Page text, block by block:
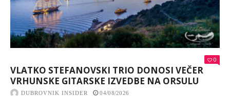
0
VLATKO STEFANOVSKI TRIO DONOSI VEČER
VRHUNSKE GITARSKE IZVEDBE NA ORSULU
DUBROVNIK INSIDER 04/08/2026